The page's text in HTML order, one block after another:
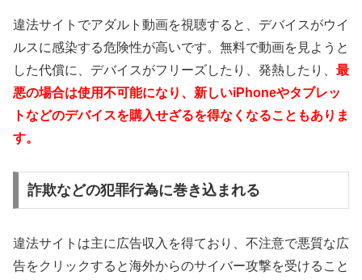
違法サイトでアダルト動画を視聴すると、デバイスがウイ
ルスに感染する危険性が高いです。無料で動画を見ようと
した代償に、デバイスがフリーズしたり、発熱したり、 最
悪の場合は使用不可能になり、新しいiPhoneやタブレッ
トなどのデバイスを購入せざるを得なくなることもありま
す。
詐欺などの犯罪行為に巻き込まれる
違法サイトは主に広告収入を得ており、不注意で悪質な広
告をクリックすると海外からのサイバー攻撃を受けること